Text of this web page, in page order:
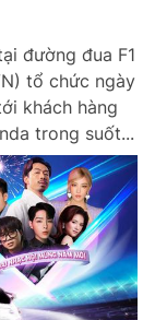
đường đua F1
tổ chức ngày
khách hàng
trong suốt...